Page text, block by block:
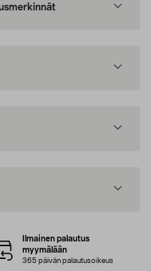
Ilmainen palautus
myymälään
365 päivän palautusoikeus